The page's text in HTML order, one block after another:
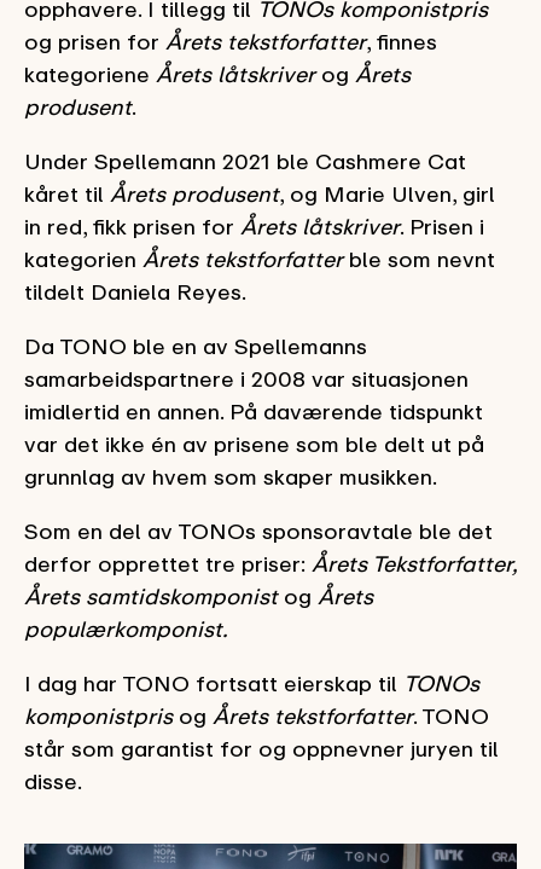
opphavere. I tillegg til TONOs komponistpris
og prisen for Årets tekstforfatter, finnes
kategoriene Årets låtskriverog Årets
produsent.
Under Spellemann 2021 ble Cashmere Cat
kåret til Årets produsent, og Marie Ulven, girl
in red, fikk prisen for Årets låtskriver. Prisen i
kategorien Årets tekstforfatterble som nevnt
tildelt Daniela Reyes.
Da TONO ble en av Spellemanns
samarbeidspartnere i 2008 var situasjonen
imidlertid en annen. På daværende tidspunkt
var det ikke én av prisene som ble delt ut på
grunnlag av hvem som skaper musikken.
Som en del av TONOs sponsoravtale ble det
derfor opprettet tre priser: Årets Tekstforfatter,
Årets samtidskomponist og Årets
populærkomponist.
I dag har TONO fortsatt eierskap til TONOs
komponistprisog Årets tekstforfatter. TONO
står som garantist for og oppnevner juryen til
disse.